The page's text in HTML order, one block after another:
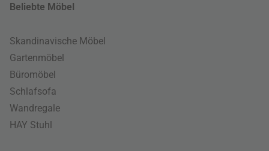
Beliebte Möbel
Skandinavische Möbel
Gartenmöbel
Büromöbel
Schlafsofa
Wandregale
HAY Stuhl